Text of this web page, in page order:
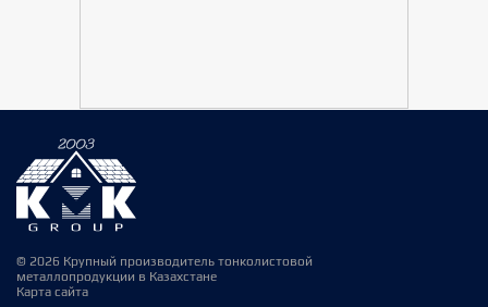
© 2026 Крупный производитель тонколистовой
металлопродукции в Казахстане
Карта сайта